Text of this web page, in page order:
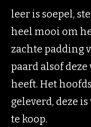
leer is soepel,
heel mooi om
zachte padding
paard alsof
heeft. Het
geleverd, deze
te koop.